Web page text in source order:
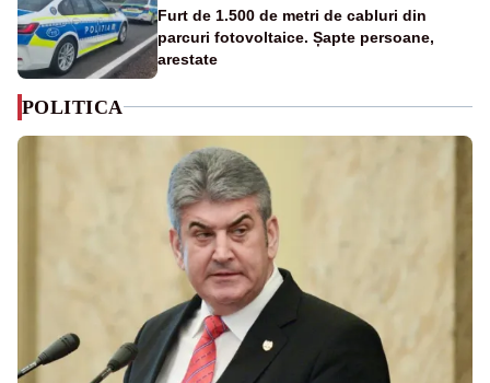
Furt de 1.500 de metri de cabluri din
parcuri fotovoltaice. Șapte persoane,
arestate
POLITICA